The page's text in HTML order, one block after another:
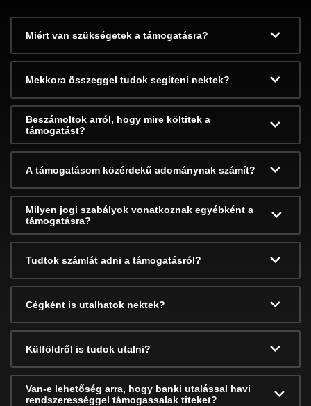
Miért van szükségetek a támogatásra?
Mekkora összeggel tudok segíteni nektek?
Beszámoltok arról, hogy mire költitek a
támogatást?
A támogatásom közérdekű adománynak számít?
Milyen jogi szabályok vonatkoznak egyébként a
támogatásra?
Tudtok számlát adni a támogatásról?
Cégként is utalhatok nektek?
Külföldről is tudok utalni?
Van-e lehetőség arra, hogy banki utalással havi
rendszerességgel támogassalak titeket?